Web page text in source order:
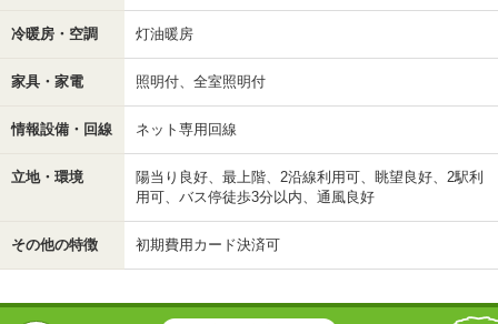
冷暖房・空調 灯油暖房
家具・家電 照明付、全室照明付
情報設備・回線 ネット専用回線
立地・環境
陽当り良好、最上階、2沿線利用可、眺望良好、2駅利
用可、バス停徒歩3分以内、通風良好
その他の特徴 初期費用カード決済可